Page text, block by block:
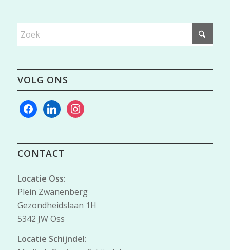
VOLG ONS
facebooklinkedininstagram
CONTACT
Locatie Oss:
Plein Zwanenberg
Gezondheidslaan 1H
5342 JW Oss
Locatie Schijndel: